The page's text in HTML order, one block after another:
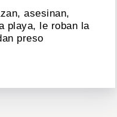
asesinan,
playa, le roban la
preso